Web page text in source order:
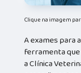
Clique na imagem
A exames para
ferramenta
a Clínica